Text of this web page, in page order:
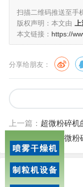
扫描二维码推送至手
版权声明：本文由
本文链接： https://
分享给朋友：
上一篇： 超微粉碎机
中药超微
相关文章